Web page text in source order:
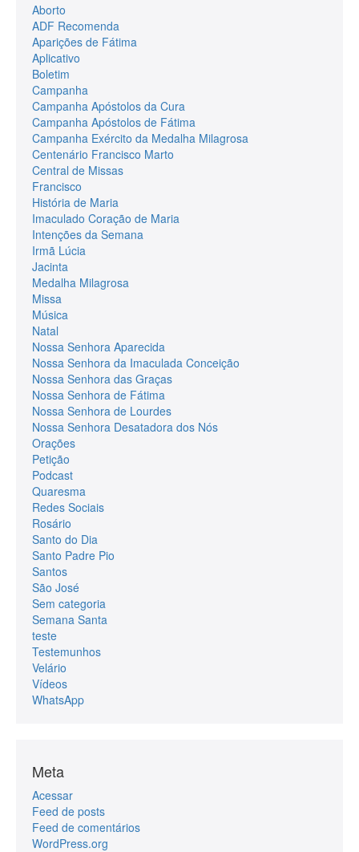
Aborto
ADF Recomenda
Aparições de Fátima
Aplicativo
Boletim
Campanha
Campanha Apóstolos da Cura
Campanha Apóstolos de Fátima
Campanha Exército da Medalha Milagrosa
Centenário Francisco Marto
Central de Missas
Francisco
História de Maria
Imaculado Coração de Maria
Intenções da Semana
Irmã Lúcia
Jacinta
Medalha Milagrosa
Missa
Música
Natal
Nossa Senhora Aparecida
Nossa Senhora da Imaculada Conceição
Nossa Senhora das Graças
Nossa Senhora de Fátima
Nossa Senhora de Lourdes
Nossa Senhora Desatadora dos Nós
Orações
Petição
Podcast
Quaresma
Redes Sociais
Rosário
Santo do Dia
Santo Padre Pio
Santos
São José
Sem categoria
Semana Santa
teste
Testemunhos
Velário
Vídeos
WhatsApp
Meta
Acessar
Feed de posts
Feed de comentários
WordPress.org